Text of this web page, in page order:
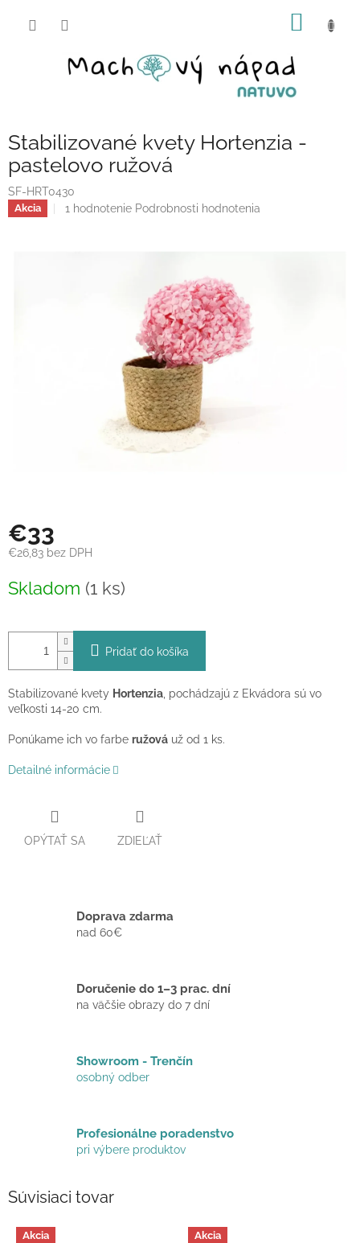
Stabilizované kvety Hortenzia -
pastelovo ružová
SF-HRT0430
Akcia
Priemerné
1 hodnotenie Podrobnosti hodnotenia
€33
€26,83 bez DPH
cena:
Skladom (1 ks)
Pridať do košíka
Stabilizované kvety Hortenzia, pochádzajú z Ekvádora sú vo
veľkosti 14-20 cm.
Ponúkame ich vo farbe ružová už od 1 ks.
Detailné informácie
OPÝTAŤ SA ZDIEĽAŤ
Doprava zdarma
nad 60€
Doručenie do 1–3 prac. dní
na väčšie obrazy do 7 dní
Showroom - Trenčín
osobný odber
Profesionálne poradenstvo
pri výbere produktov
Súvisiaci tovar
Akcia Akcia